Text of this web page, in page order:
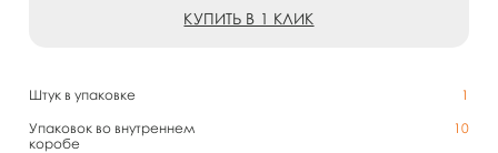
Штук в упаковке
1
Упаковок во внутреннем
коробе
10
КУПИТЬ В 1 КЛИК